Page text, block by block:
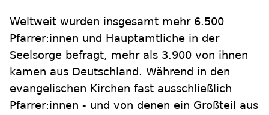
Weltweit wurden insgesamt mehr 6.500
Pfarrer:innen und Hauptamtliche in der
Seelsorge befragt, mehr als 3.900 von ihnen
kamen aus Deutschland. Während in den
evangelischen Kirchen fast ausschließlich
Pfarrer:innen - und von denen ein Großteil aus